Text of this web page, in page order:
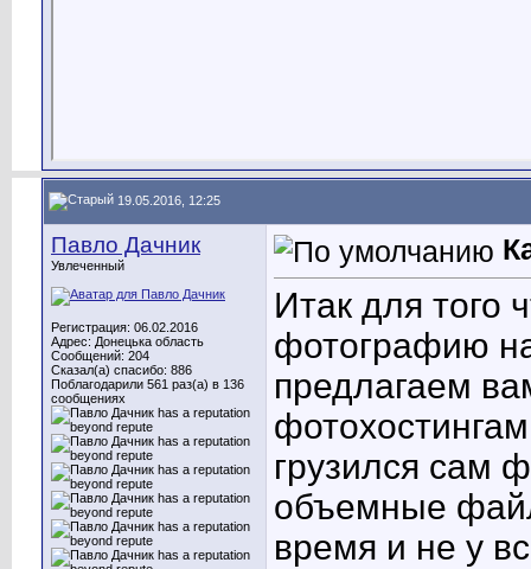
19.05.2016, 12:25
Павло Дачник
Увлеченный
Регистрация: 06.02.2016
Адрес: Донецька область
Сообщений: 204
Сказал(а) спасибо: 886
Поблагодарили 561 раз(а) в 136
сообщениях
Итак для того
фотографию
предлагаем
грузился сам
объемные
время и не у